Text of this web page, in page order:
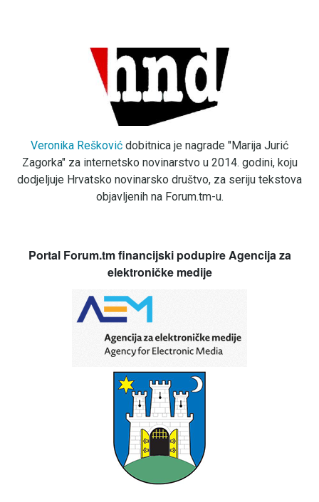
Veronika Rešković dobitnica je nagrade "Marija Jurić
Zagorka" za internetsko novinarstvo u 2014. godini, koju
dodjeljuje Hrvatsko novinarsko društvo, za seriju tekstova
objavljenih na Forum.tm-u.
Portal Forum.tm financijski podupire Agencija za
elektroničke medije